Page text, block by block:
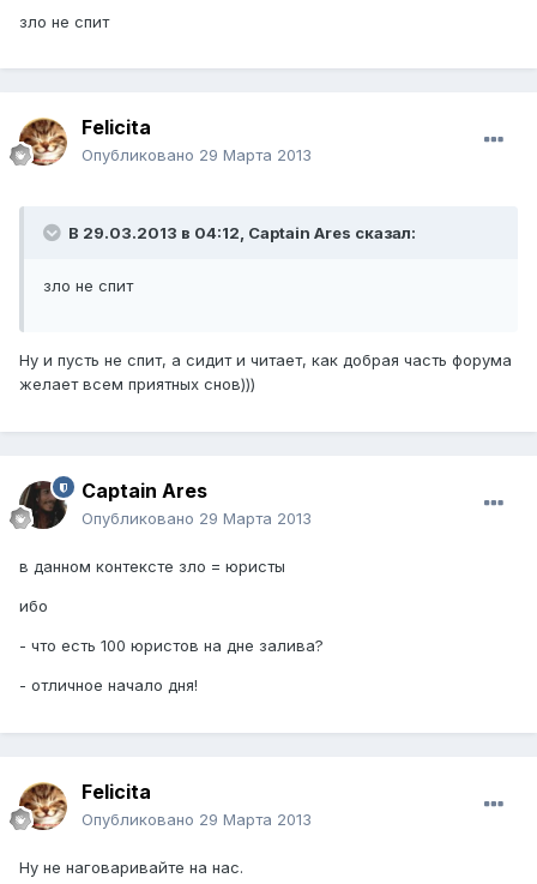
зло не спит
Felicita
Опубликовано 29 Марта 2013
В 29.03.2013 в 04:12, Captain Ares сказал:
зло не спит
Ну и пусть не спит, а сидит и читает, как добрая часть форума
желает всем приятных снов)))
Captain Ares
Опубликовано 29 Марта 2013
в данном контексте зло = юристы
ибо
- что есть 100 юристов на дне залива?
- отличное начало дня!
Felicita
Опубликовано 29 Марта 2013
Ну не наговаривайте на нас.